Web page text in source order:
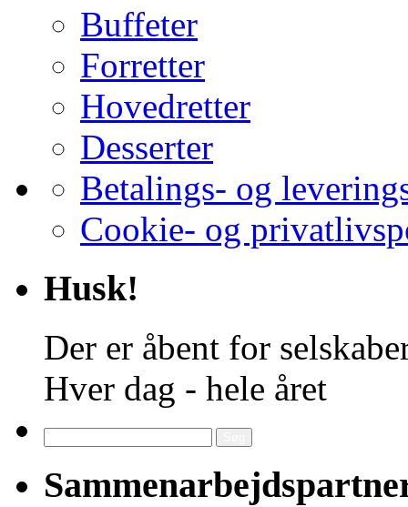
Buffeter
Forretter
Hovedretter
Desserter
Betalings- og
Cookie- og
Husk!
Der er åbent for
Hver dag - hele året
efter: